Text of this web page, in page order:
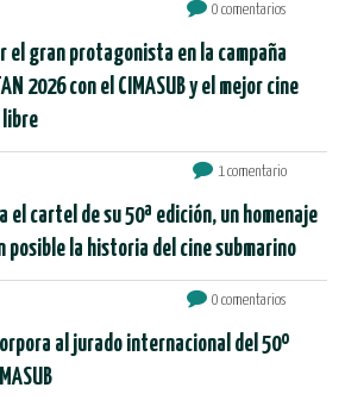
0 comentarios
el gran protagonista en la campaña
2026 con el CIMASUB y el mejor cine
libre
1 comentario
el cartel de su 50ª edición, un homenaje
posible la historia del cine submarino
0 comentarios
al jurado internacional del 50º